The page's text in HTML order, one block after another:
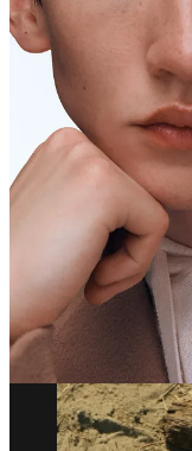
Altri hanno deciso di
cinesecon più
Paese. Una scelta che
una situazione più
si potrebbe aggiungere.
designer
Feng Chen
attualmente ha base a
collaborato con
, che negli
button (disponibile
brand localeClot che
poco sotto la direzione
una campagna che